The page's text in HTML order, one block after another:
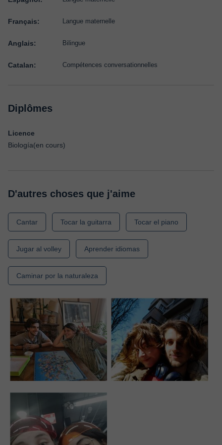
Français: Langue maternelle
Anglais: Bilingue
Catalan: Compétences conversationnelles
Diplômes
Licence
Biología(en cours)
D'autres choses que j'aime
Cantar Tocar la guitarra Tocar el piano
Jugar al volley Aprender idiomas
Caminar por la naturaleza